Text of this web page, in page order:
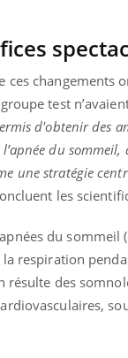
ces changements
test
d'obtenir des
du
une stratégie
les
du
respiration
résulte des